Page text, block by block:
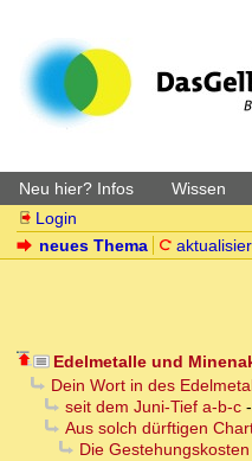
Neu hier? Infos Wissen
Login
neues Thema
Edelmetalle und
Dein Wort in des
seit dem Juni-Tief a-b-c-
Aus solch dürftigen
Die Gestehungskosten